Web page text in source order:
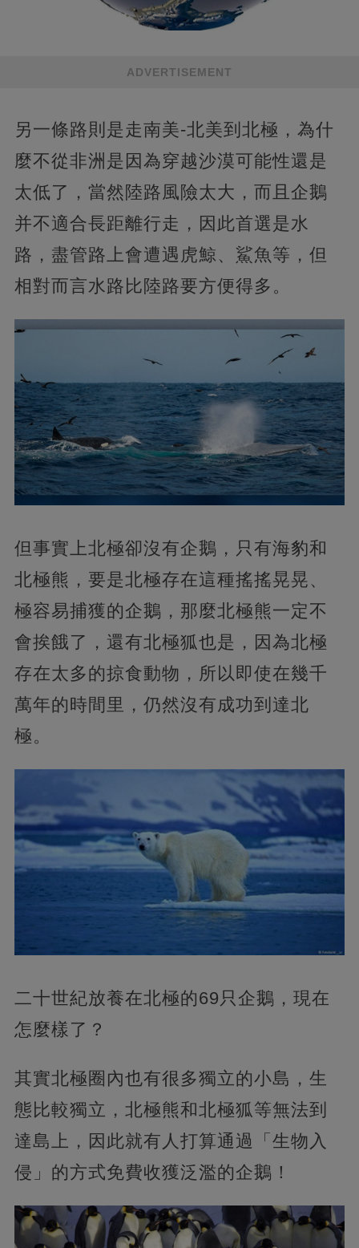
ADVERTISEMENT
另一條路則是走南美-北美到北極，為什
麼不從非洲是因為穿越沙漠可能性還是
太低了，當然陸路風險太大，而且企鵝
并不適合長距離行走，因此首選是水
路，盡管路上會遭遇虎鯨、鯊魚等，但
相對而言水路比陸路要方便得多。
但事實上北極卻沒有企鵝，只有海豹和
北極熊，要是北極存在這種搖搖晃晃、
極容易捕獲的企鵝，那麼北極熊一定不
會挨餓了，還有北極狐也是，因為北極
存在太多的掠食動物，所以即使在幾千
萬年的時間里，仍然沒有成功到達北
極。
二十世紀放養在北極的69只企鵝，現在
怎麼樣了？
其實北極圈內也有很多獨立的小島，生
態比較獨立，北極熊和北極狐等無法到
達島上，因此就有人打算通過「生物入
侵」的方式免費收獲泛濫的企鵝！